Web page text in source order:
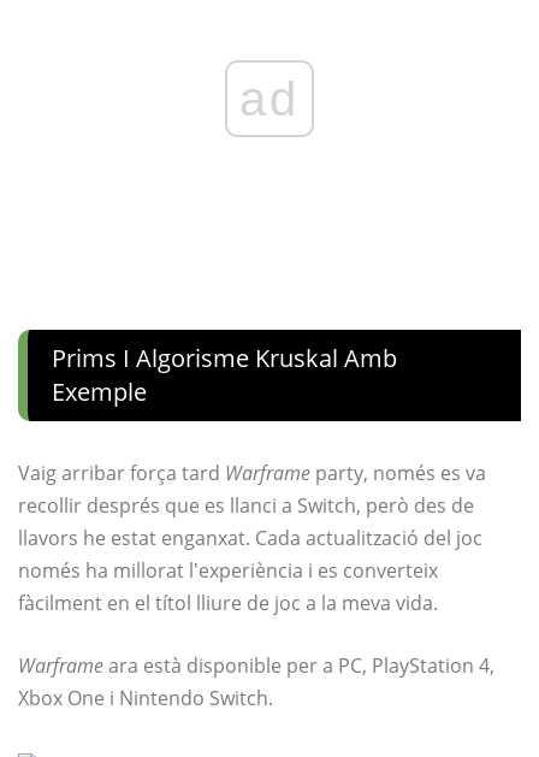
ad
Prims I Algorisme Kruskal Amb
Exemple
Vaig arribar força tard Warframe party, només es va
recollir després que es llanci a Switch, però des de
llavors he estat enganxat. Cada actualització del joc
només ha millorat l'experiència i es converteix
fàcilment en el títol lliure de joc a la meva vida.
Warframeara està disponible per a PC, PlayStation 4,
Xbox One i Nintendo Switch.